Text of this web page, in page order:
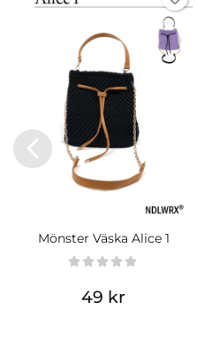
Mönster Väska Alice 1
49 kr